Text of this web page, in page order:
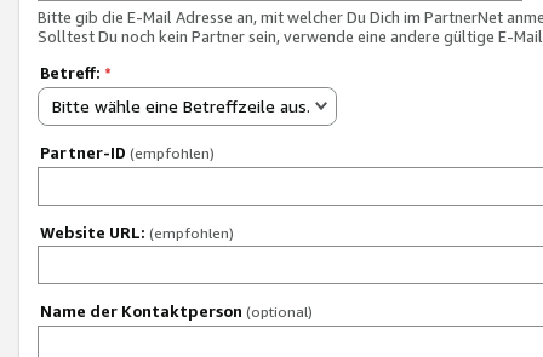
Bitte gib die E-Mail Adresse an, mit welcher Du Dich im PartnerNet
Solltest Du noch kein Partner sein, verwende eine andere gültige E-
Betreff: *
Bitte wähle eine Betreffzeile aus.
Partner-ID (empfohlen)
Website URL: (empfohlen)
Name der Kontaktperson (optional)